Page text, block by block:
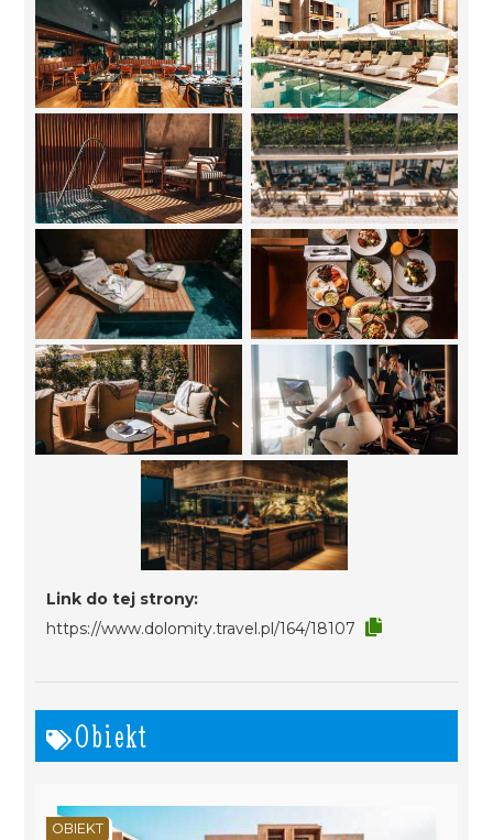
Link do tej strony:
https://www.dolomity.travel.pl/164/18107
Obiekt
OBIEKT